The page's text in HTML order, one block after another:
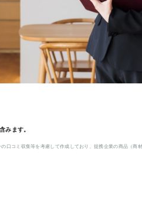
みます。
口コミ収集等を考慮して作成しており、提携企業の商品（商